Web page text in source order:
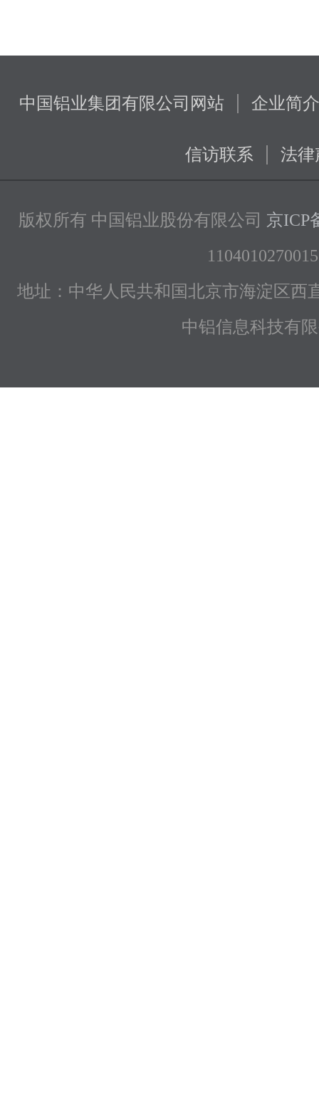
中国铝业集团有限公司网站 | 企业简介
信访联系 | 法律
版权所有 中国铝业股份有限公司 京ICP
地址：中华人民共和国北京市海淀区西
中铝信息科技有